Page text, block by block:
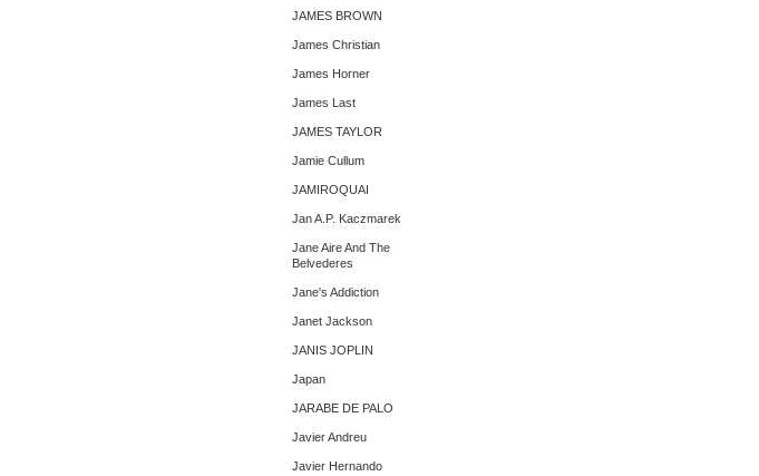
JAMES BROWN
James Christian
James Horner
James Last
JAMES TAYLOR
Jamie Cullum
JAMIROQUAI
Jan A.P. Kaczmarek
Jane Aire And The
Belvederes
Jane's Addiction
Janet Jackson
JANIS JOPLIN
Japan
JARABE DE PALO
Javier Andreu
Javier Hernando